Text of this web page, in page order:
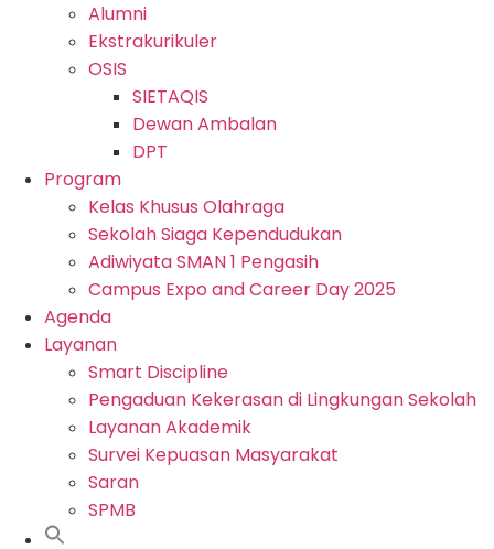
Alumni
Ekstrakurikuler
OSIS
SIETAQIS
Dewan Ambalan
DPT
Program
Kelas Khusus Olahraga
Sekolah Siaga Kependudukan
Adiwiyata SMAN 1 Pengasih
Campus Expo and Career Day 2025
Agenda
Layanan
Smart Discipline
Pengaduan Kekerasan di Lingkungan Sekolah
Layanan Akademik
Survei Kepuasan Masyarakat
Saran
SPMB